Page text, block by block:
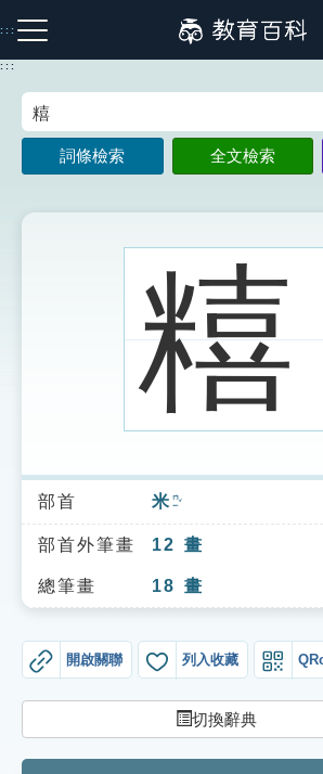
到
主
:::
注音索引圖示 筆畫索引圖示
索引選單
知識索引
單字索引
:::
詞條檢索 全文檢索
糦
部首 米 ㄇㄧˇ
部首外筆畫 12 畫
總筆畫 18 畫
開啟關聯 列入收藏
切換辭典